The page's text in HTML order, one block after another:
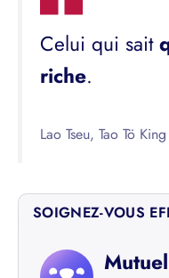
Celui qui sait
riche.
Lao Tseu, Tao Tö King
SOIGNEZ-VOUS